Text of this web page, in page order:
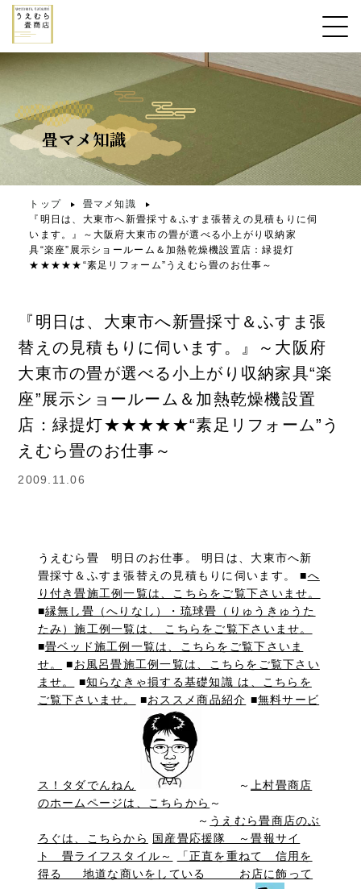
畳マメ知識
トップ
畳マメ知識
『明日は、大東市へ新畳採寸＆ふすま張替えの見積もりに伺
います。』～大阪府大東市の畳が選べる小上がり収納家
具“楽座”展示ショールーム＆加熱乾燥機設置店：緑提灯
★★★★★“素足リフォーム”うえむら畳のお仕事～
『明日は、大東市へ新畳採寸＆ふすま張
替えの見積もりに伺います。』～大阪府
大東市の畳が選べる小上がり収納家具“楽
座”展示ショールーム＆加熱乾燥機設置
店：緑提灯★★★★★“素足リフォーム”う
えむら畳のお仕事～
2009.11.06
うえむら畳 明日のお仕事。 明日は、大東市へ新
畳採寸＆ふすま張替えの見積もりに伺います。 ■へ
り付き畳施工例一覧は、こちらをご覧下さいませ。
■縁無し畳（へりなし）・琉球畳（りゅうきゅうた
たみ）施工例一覧は、 こちらをご覧下さいませ。
■畳ベッド施工例一覧は、こちらをご覧下さいま
せ。
■お風呂畳施工例一覧は、こちらをご覧下さい
ませ。
■知らなきゃ損する基礎知識 は、こちらを
ご覧下さいませ。
■おススメ商品紹介 ■無料サービ
ス！タダでんねん ～
上村畳商店
のホームページは、こちらから ～
～ うえむら畳商店のぶ
ろぐは、こちらから 国産畳応援隊 ～畳報サイ
ト 畳ライフスタイル～
「正直を重ねて 信用を
得る 地道な商いをしている お店に飾って